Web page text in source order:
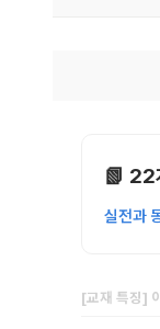
📗 22
실전과
[교재 특징]